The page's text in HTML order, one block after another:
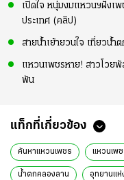
เปิดใจ หนุ่มงมแหวนฯฝังเ
ประเทศ (คลิป)
สายน้ำเย้ายวนใจ เที่ยวน้
แหวนเพชรหาย! สาวโวย
พัน
แท็กที่เกี่ยวข้อง
ค้นหาแหวนเพชร แหวนเพ
น้ำตกคลองลาน อุทยานแห่